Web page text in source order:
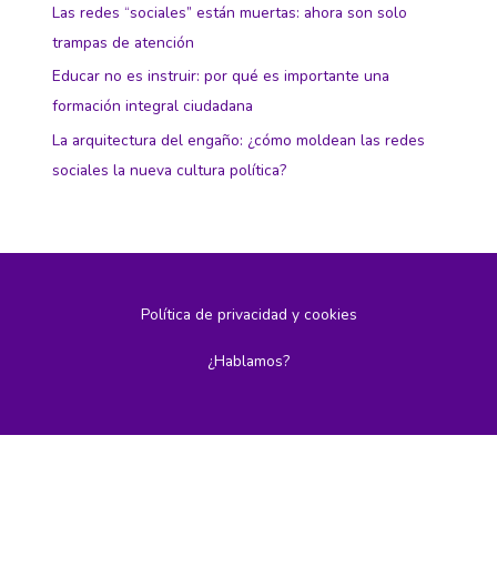
Las redes “sociales” están muertas: ahora son solo
trampas de atención
Educar no es instruir: por qué es importante una
formación integral ciudadana
La arquitectura del engaño: ¿cómo moldean las redes
sociales la nueva cultura política?
Política de privacidad y cookies
¿Hablamos?